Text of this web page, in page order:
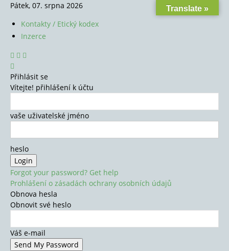
Pátek, 07. srpna 2026
Kontakty / Etický kodex
Inzerce
Přihlásit se
Vítejte! přihlášení k účtu
vaše uživatelské jméno
heslo
Forgot your password? Get help
Prohlášení o zásadách ochrany osobních údajů
Obnova hesla
Obnovit své heslo
Váš e-mail
Translate »